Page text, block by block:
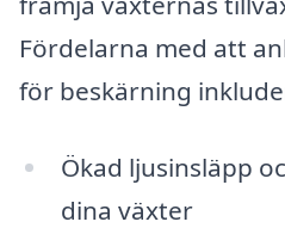
Fördelarna med att
för beskärning
Ökad ljusinsläpp
dina växter